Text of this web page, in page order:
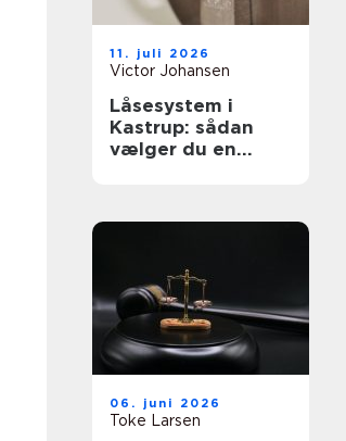
11. juli 2026
Victor Johansen
Låsesystem i
Kastrup: sådan
vælger du en
06. juni 2026
Toke Larsen